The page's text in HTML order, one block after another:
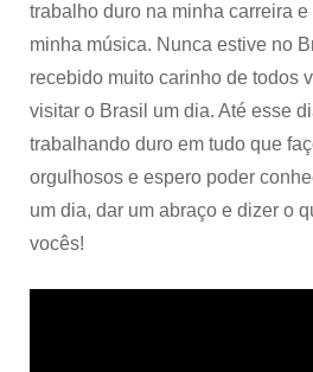
trabalho duro na minha carreira
minha música. Nunca estive no
recebido muito carinho de todos
visitar o Brasil um dia. Até esse
trabalhando duro em tudo que
orgulhosos e espero poder
um dia, dar um abraço e dizer o
vocês!